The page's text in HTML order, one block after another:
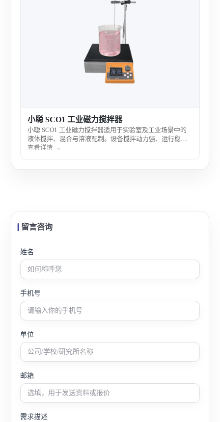
小聪 SCO1 工业磁力搅拌器
小聪 SCO1 工业磁力搅拌器适用于实验室及工业场景中的
液体搅拌、混合与溶液配制。设备搅拌动力强、运行稳
定、混合均匀，适合较大容量样品处理、工艺实验、中试
查看详情 →
留言咨询
姓名
手机号
单位
邮箱
需求描述